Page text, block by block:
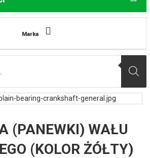
Marka
do quadów Polaris
RZR S4 1000 ’20, RZR TURBO PRO XP/ XP4 /
(PANEWKI) WAŁU
(KOLOR ŻÓŁTY)